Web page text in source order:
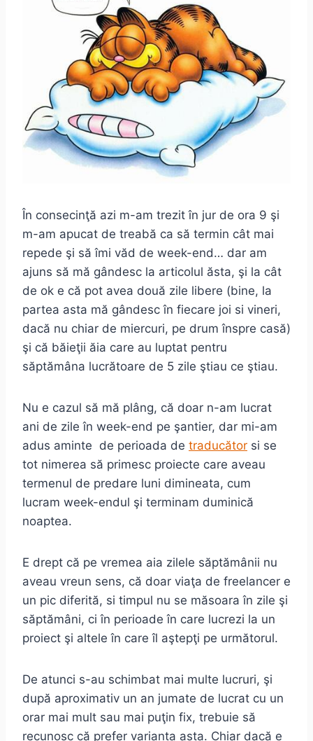
În consecinţă azi m-am trezit în jur de ora 9 şi
m-am apucat de treabă ca să termin cât mai
repede şi să îmi văd de week-end… dar am
ajuns să mă gândesc la articolul ăsta, şi la cât
de ok e că pot avea două zile libere (bine, la
partea asta mă gândesc în fiecare joi si vineri,
dacă nu chiar de miercuri, pe drum înspre casă)
şi că băieţii ăia care au luptat pentru
săptămâna lucrătoare de 5 zile ştiau ce ştiau.
Nu e cazul să mă plâng, că doar n-am lucrat
ani de zile în week-end pe şantier, dar mi-am
adus aminte de perioada de traducător si se
tot nimerea să primesc proiecte care aveau
termenul de predare luni dimineata, cum
lucram week-endul şi terminam duminică
noaptea.
E drept că pe vremea aia zilele săptămânii nu
aveau vreun sens, că doar viaţa de freelancer e
un pic diferită, si timpul nu se măsoara în zile şi
săptămâni, ci în perioade în care lucrezi la un
proiect şi altele în care îl aştepţi pe următorul.
De atunci s-au schimbat mai multe lucruri, şi
după aproximativ un an jumate de lucrat cu un
orar mai mult sau mai puţin fix, trebuie să
recunosc că prefer varianta asta. Chiar dacă e